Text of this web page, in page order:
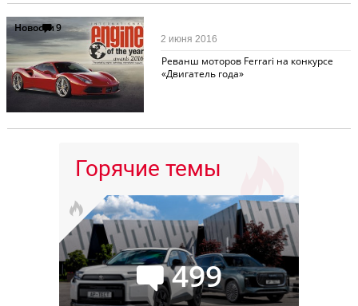
Новости9
Реванш моторов Ferrari на конкурсе
«Двигатель года»
2 июня 2016
Горячие темы
499